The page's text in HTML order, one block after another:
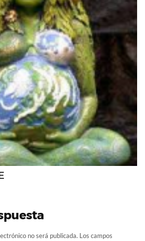
no será publicada. Los campos